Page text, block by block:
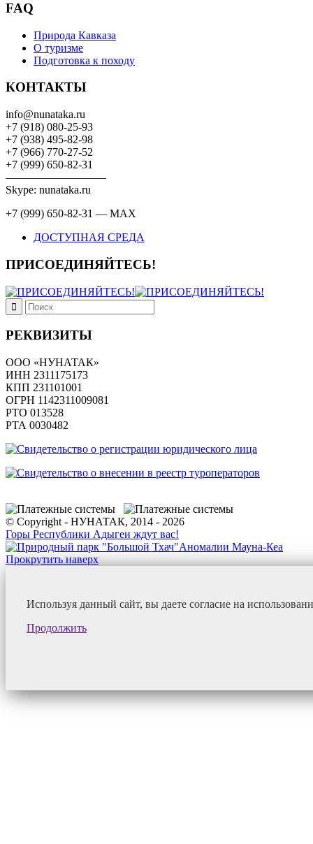
FAQ
Природа Кавказа
О туризме
Подготовка к походу
КОНТАКТЫ
info@nunataka.ru
+7 (918) 080-25-93
+7 (938) 495-82-98
+7 (966) 770-27-52
+7 (999) 650-82-31
—————————
Skype: nunataka.ru
+7 (999) 650-82-31 — MAX
ДОСТУПНАЯ СРЕДА
ПРИСОЕДИНЯЙТЕСЬ!
РЕКВИЗИТЫ
ООО «НУНАТАК»
ИНН 2311175173
КПП 231101001
ОГРН 1142311009081
PTO 013528
РТА 0030482
© Copyright - НУНАТАК, 2014 - 2026
Горы Республики Адыгеи ждут вас!
Аномалии Мауна-Кеа
Прокрутить наверх
Используя данный сайт, вы даете согласие на
Продолжить